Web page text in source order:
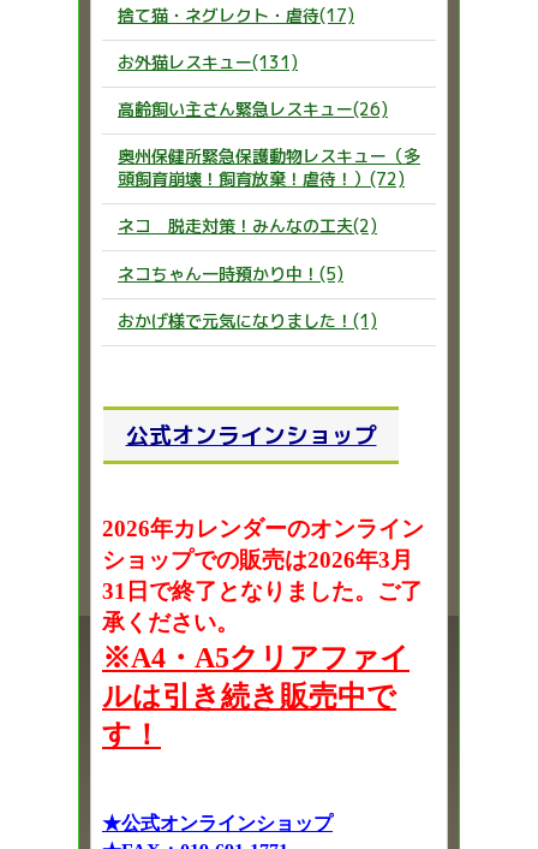
捨て猫・ネグレクト・虐待(17)
お外猫レスキュー(131)
高齢飼い主さん緊急レスキュー(26)
奥州保健所緊急保護動物レスキュー（多
頭飼育崩壊！飼育放棄！虐待！）(72)
ネコ 脱走対策！みんなの工夫(2)
ネコちゃん一時預かり中！(5)
おかげ様で元気になりました！(1)
公式オンラインショップ
2026年カレンダーのオンライン
ショップでの販売は2026年3月
31日で終了となりました。ご了
承ください。
※A4・A5クリアファイ
ルは引き続き販売中で
す！
★公式オンラインショップ